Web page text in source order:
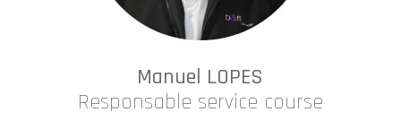
Manuel LOPES
Responsable service course